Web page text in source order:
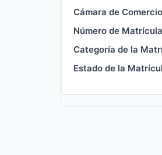
Cámara de
Número de
Categoría de la
Estado de la